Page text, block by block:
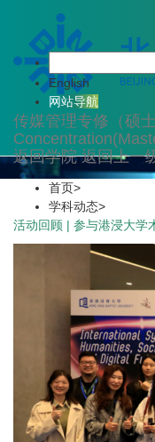
传媒管理专修（硕士
返回学院 返回上一
English
网站导航
首页>
学科动态>
活动回顾 | 参与港浸大学